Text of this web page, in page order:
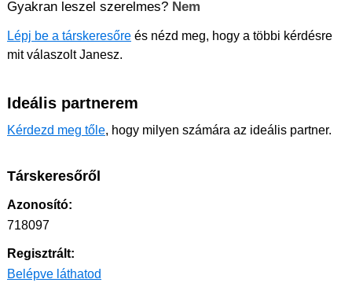
Gyakran leszel szerelmes? Nem
Lépj be a társkeresőre és nézd meg, hogy a többi kérdésre
mit válaszolt Janesz.
Ideális partnerem
Kérdezd meg tőle, hogy milyen számára az ideális partner.
Társkeresőről
Azonosító:
718097
Regisztrált:
Belépve láthatod